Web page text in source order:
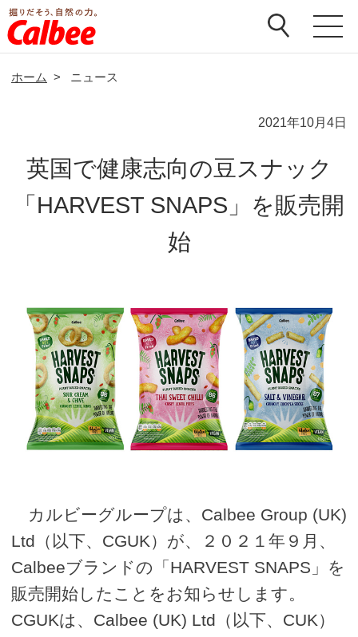
ホーム > ニュース
2021年10月4日
英国で健康志向の豆スナック
「HARVEST SNAPS」を販売開
始
カルビーグループは、Calbee Group (UK)
Ltd（以下、CGUK）が、２０２１年９月、
Calbeeブランドの「HARVEST SNAPS」を
販売開始したことをお知らせします。
CGUKは、Calbee (UK) Ltd（以下、CUK）